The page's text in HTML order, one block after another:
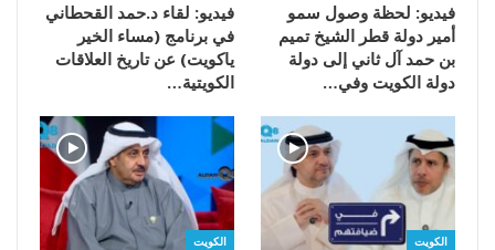
فيديو: لحظة وصول سمو
أمير دولة قطر الشيخ تميم
بن حمد آل ثاني إلى دولة
دولة الكويت وفي…
فيديو: لقاء د.حمد القحطاني
في برنامج (مساء الخير
ياكويت) عن تاريخ العلاقات
الكويتية…
الكويت الكويت